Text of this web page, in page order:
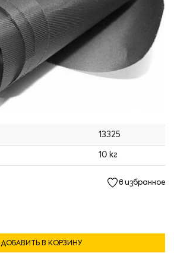
13325
10 кг
в избранное
ДОБАВИТЬ В КОРЗИНУ